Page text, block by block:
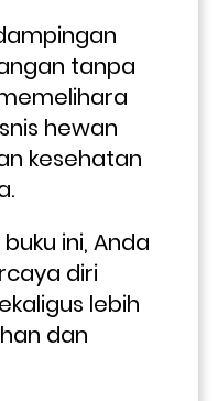
tanpa
hewan
kesehatan
ini, Anda
diri
lebih
dan